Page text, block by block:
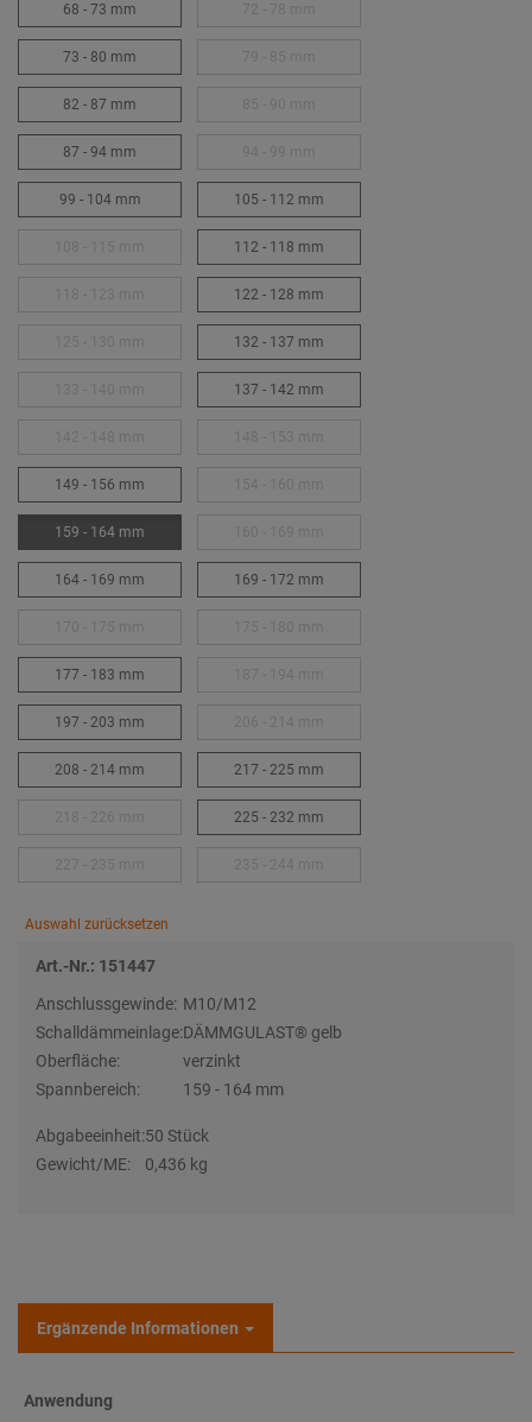
68 - 73 mm
73 - 80 mm
82 - 87 mm
87 - 94 mm
99 - 104 mm 105 - 112 mm
112 - 118 mm
122 - 128 mm
132 - 137 mm
137 - 142 mm
149 - 156 mm
159 - 164 mm
164 - 169 mm 169 - 172 mm
177 - 183 mm
197 - 203 mm
208 - 214 mm 217 - 225 mm
225 - 232 mm
Auswahl zurücksetzen
Art.-Nr.: 151447
Anschlussgewinde: M10/M12
Schalldämmeinlage:DÄMMGULAST® gelb
Oberfläche:
verzinkt
Spannbereich:
159 - 164 mm
Abgabeeinheit:50 Stück
Gewicht/ME:
0,436 kg
Ergänzende Informationen
Anwendung